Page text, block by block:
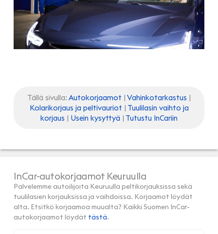
Tällä sivulla: Autokorjaamot | Vahinkotarkastus |
Kolarikorjaus ja peltivauriot | Tuulilasin vaihto ja
korjaus | Usein kysyttyä | Tutustu InCariin
InCar-autokorjaamot Keuruulla
Palvelemme autoilijoita Keuruulla peltikorjauksissa sekä
tuulilasien korjauksissa ja vaihdoissa. Korjaamot löydät
alta. Etsitkö korjaamoa muualta? Kaikki Suomen InCar-
autokorjaamot löydät tästä.